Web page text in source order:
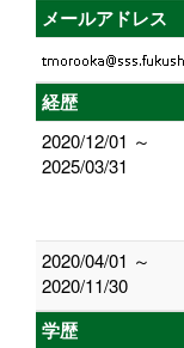
メールアドレス
経歴
2020/12/01 ～
2025/03/31
2020/04/01 ～
2020/11/30
学歴